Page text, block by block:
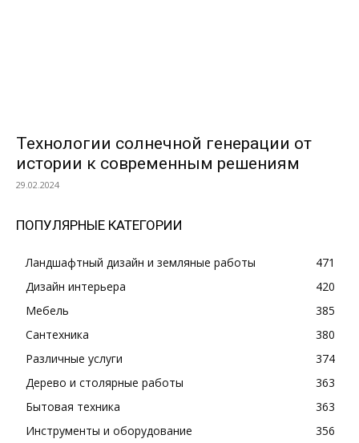
Технологии солнечной генерации от
истории к современным решениям
29.02.2024
ПОПУЛЯРНЫЕ КАТЕГОРИИ
Ландшафтный дизайн и земляные работы
471
Дизайн интерьера
420
Мебель
385
Сантехника
380
Различные услуги
374
Дерево и столярные работы
363
Бытовая техника
363
Инструменты и оборудование
356